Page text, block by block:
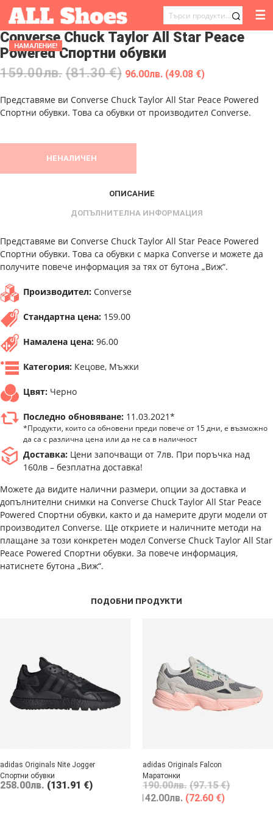
ТЪРСЕНЕ
ЗА:
☰
НАМАЛЕНИЕ!
Converse Chuck Taylor All Star Peace
Powered Спортни обувки
159.00лв. (81.30 €) 96.00лв. (49.08 €)
Представяме ви Converse Chuck Taylor All Star Peace Powered
Спортни обувки. Това са обувки от производител Converse.
НЕНАЛИЧЕН
ОПИСАНИЕ
ДОПЪЛНИТЕЛНА ИНФОРМАЦИЯ
Представяме ви Converse Chuck Taylor All Star Peace Powered
Спортни обувки. Това са обувки с марка Converse и можете да
получите повече информация за тях от бутона „Виж“.
Производител: Converse
Стандартна цена: 159.00
Намалена цена: 96.00
Категория: Кецове, Мъжки
Цвят: Черно
Последно обновяване: 11.03.2021*
*Продукти, които са обновени преди повече от 15 дни, е възможно
да са с различна цена или да не са в наличност
Доставка: Цени започващи от 7лв. При поръчка над
160лв – безплатна доставка!
Можете да видите налични размери, опции за доставка и
допълнителни снимки на Converse Chuck Taylor All Star Peace
Powered Спортни обувки, както и да намерите други модели от
производител Converse. Ще откриете и наличните методи на
плащане за този конкретен модел Converse Chuck Taylor All Star
Peace Powered Спортни обувки. За повече информация,
натиснете бутона „Виж“.
ПОДОБНИ ПРОДУКТИ
adidas Originals Nite Jogger
Спортни обувки
258.00лв. (131.91 €)
adidas Originals Falcon
Маратонки
190.00лв. (97.15 €)
142.00лв. (72.60 €)